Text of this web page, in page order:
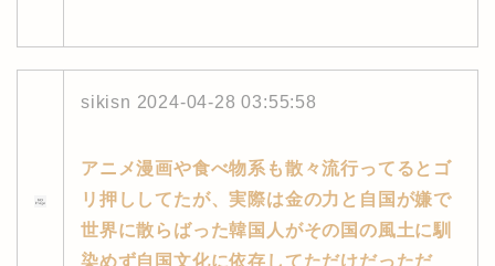
sikisn 2024-04-28 03:55:58
アニメ漫画や食べ物系も散々流行ってるとゴ
リ押ししてたが、実際は金の力と自国が嫌で
世界に散らばった韓国人がその国の風土に馴
染めず自国文化に依存してただけだっただ